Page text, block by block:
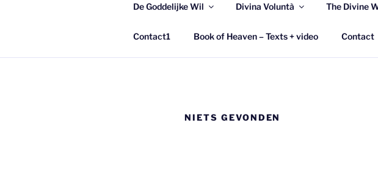
De Goddelijke Wil Divina Voluntà The Divine
Contact1 Book of Heaven – Texts + video Contact
NIETS GEVONDEN